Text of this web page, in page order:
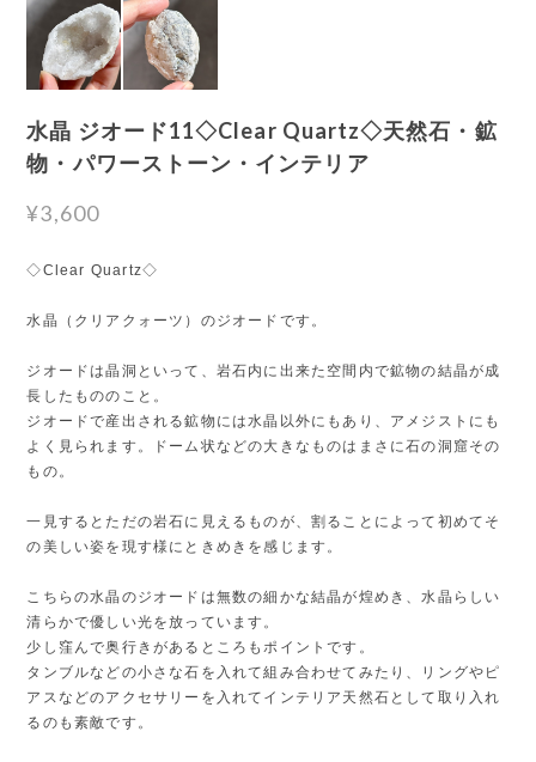
水晶 ジオード11◇Clear Quartz◇天然石・鉱
物・パワーストーン・インテリア
¥3,600
◇Clear Quartz◇
水晶（クリアクォーツ）のジオードです。
ジオードは晶洞といって、岩石内に出来た空間内で鉱物の結晶が成
長したもののこと。
ジオードで産出される鉱物には水晶以外にもあり、アメジストにも
よく見られます。ドーム状などの大きなものはまさに石の洞窟その
もの。
一見するとただの岩石に見えるものが、割ることによって初めてそ
の美しい姿を現す様にときめきを感じます。
こちらの水晶のジオードは無数の細かな結晶が煌めき、水晶らしい
清らかで優しい光を放っています。
少し窪んで奥行きがあるところもポイントです。
タンブルなどの小さな石を入れて組み合わせてみたり、リングやピ
アスなどのアクセサリーを入れてインテリア天然石として取り入れ
るのも素敵です。